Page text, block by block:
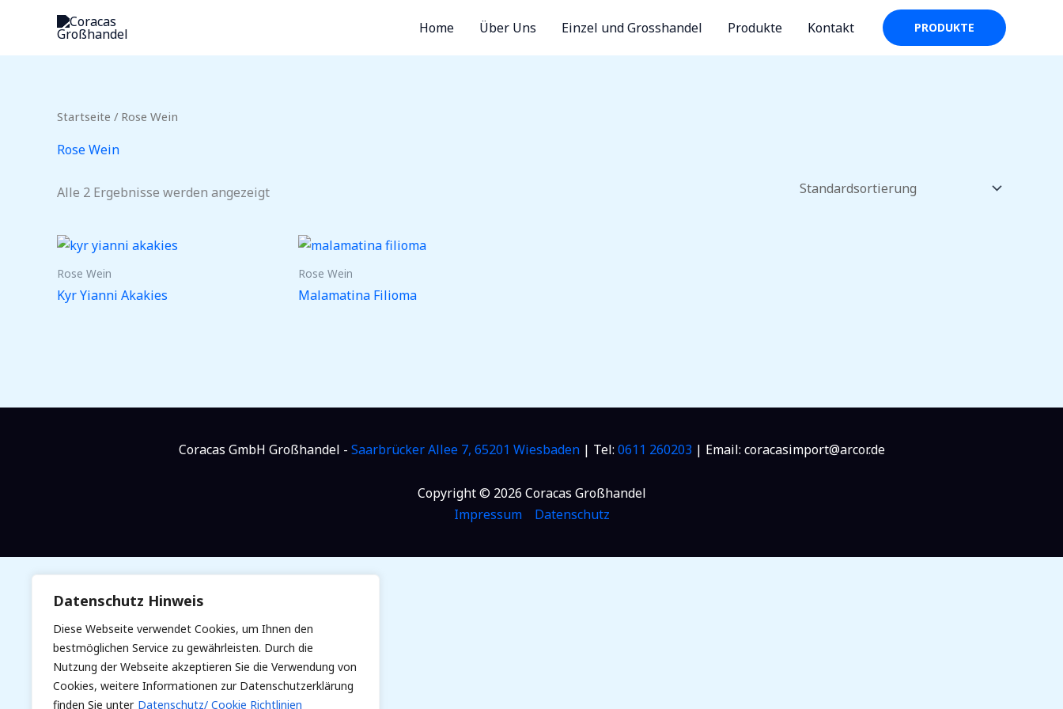
Datenschutz Hinweis
Diese Webseite verwendet Cookies, um Ihnen den
bestmöglichen Service zu gewährleisten. Durch die
Nutzung der Webseite akzeptieren Sie die Verwendung von
Cookies, weitere Informationen zur Datenschutzerklärung
finden Sie unter Datenschutz/ Cookie Richtlinien
springen
Home Über Uns Einzel und Grosshandel Produkte Kontakt PRODUKTE
Startseite / Rose Wein
Rose Wein
Alle 2 Ergebnisse werden angezeigt
Rose Wein
Kyr Yianni Akakies
Rose Wein
Malamatina Filioma
Coracas GmbH Großhandel - Saarbrücker Allee 7, 65201 Wiesbaden| Tel: 0611 260203 | Email: coracasimport@arcor.de
Copyright © 2026 Coracas Großhandel
Impressum
Datenschutz